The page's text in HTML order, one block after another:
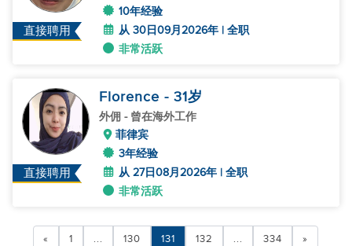
直接聘用
10年经验
从 30日09月2026年 | 全职
非常活跃
直接聘用
Florence - 31岁
外佣 - 曾在海外工作
菲律宾
3年经验
从 27日08月2026年 | 全职
非常活跃
« 1 ... 130 131 132 ... 334 »